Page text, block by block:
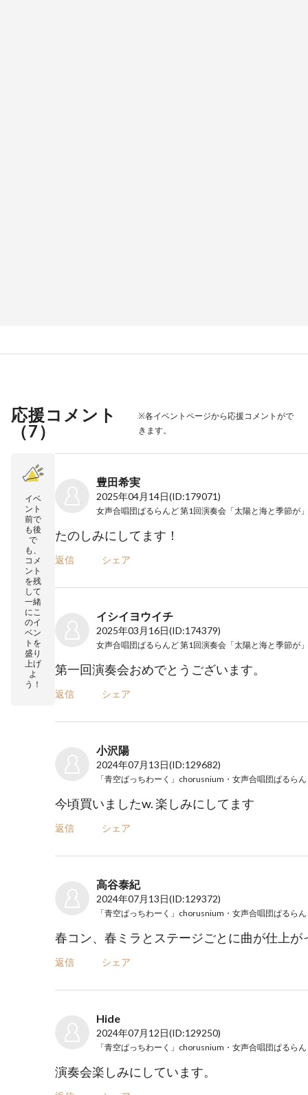
応援コメント
（7）
※各イベントページから応援コメントがで
きます。
イベ
ント
前で
も後
で
も、
コメ
ント
を残
して
一緒
にこ
のイ
ベン
トを
盛り
上げ
よ
う！
豊田希実
2025年04月14日(ID:179071)
女声合唱団ぱるらんど 第1回演奏会「太陽と海と季節が」
たのしみにしてます！
返信 シェア
イシイヨウイチ
2025年03月16日(ID:174379)
女声合唱団ぱるらんど 第1回演奏会「太陽と海と季節が」
第一回演奏会おめでとうございます。
返信 シェア
小沢陽
2024年07月13日(ID:129682)
今頃買いましたw. 楽しみにしてます
返信 シェア
高谷泰紀
2024年07月13日(ID:129372)
春コン、春ミラとステージごとに曲が仕上
返信 シェア
Hide
2024年07月12日(ID:129250)
演奏会楽しみにしています。